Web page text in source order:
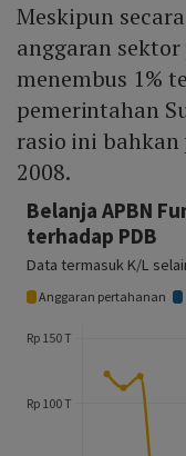
Meskipun
anggaran
menembus 1%
pemerintahan
rasio ini bahkan
2008.